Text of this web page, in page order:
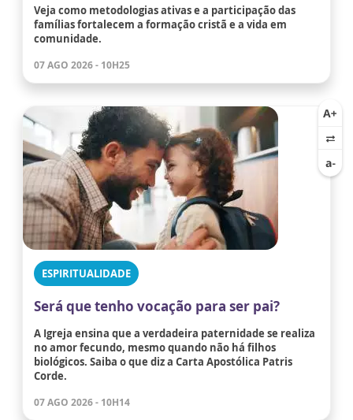
Veja como metodologias ativas e a participação das
famílias fortalecem a formação cristã e a vida em
comunidade.
07 AGO 2026 - 10H25
ESPIRITUALIDADE
Será que tenho vocação para ser pai?
A Igreja ensina que a verdadeira paternidade se realiza
no amor fecundo, mesmo quando não há filhos
biológicos. Saiba o que diz a Carta Apostólica Patris
Corde.
07 AGO 2026 - 10H14